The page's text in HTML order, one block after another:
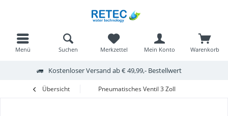
Kostenloser Versand ab € 49,99,- Bestellwert
Menü Warenkorb
Merkzettel Mein Konto
Suchen
Übersicht Pneumatisches Ventil 3 Zoll